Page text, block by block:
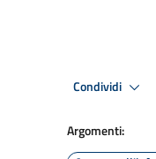
Condividi
Argomenti: